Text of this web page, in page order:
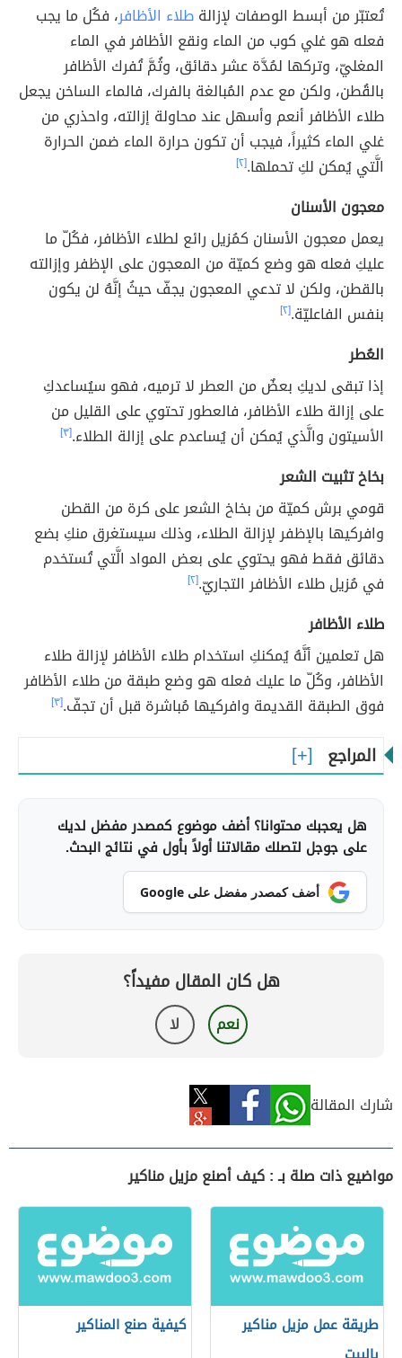
تُعتبّر من أبسط الوصفات لإزالةطلاء الأظافر، فكُل ما يجب
فعله هو غلي كوب من الماء ونقع الأظافر في الماء
المغليّ، وتركها لمُدَّة عشر دقائق، وثُمَّ تُفرك الأظافر
بالقُطن، ولكن مع عدم المُبالغة بالفرك، فالماء الساخن يجعل
طلاء الأظافر أنعم وأسهل عند محاولة إزالته، واحذري من
غلي الماء كثيراً، فيجب أن تكون حرارة الماء ضمن الحرارة
الَّتي يُمكن لكِ تحملها.[٢]
معجون الأسنان
يعمل معجون الأسنان كمُزيل رائع لطلاء الأظافر، فكُلّ ما
عليكِ فعله هو وضع كميّة من المعجون على الإظفر وإزالته
بالقطن، ولكن لا تدعي المعجون يجفّ حيثُ إنَّهُ لن يكون
بنفس الفاعليّة.[٢]
العُطر
إذا تبقى لديكِ بعضٌ من العطر لا ترميه، فهو سيُساعدكِ
على إزالة طلاء الأظافر، فالعطور تحتوي على القليل من
الأسيتون والَّذي يُمكن أن يُساعدم على إزالة الطلاء.[٣]
بخاخ تثبيت الشعر
قومي برش كميّة من بخاخ الشعر على كرة من القطن
وافركيها بالإظفر لإزالة الطلاء، وذلك سيستغرق منكِ بضع
دقائق فقط فهو يحتوي على بعض المواد الَّتي تُستخدم
في مُزيل طلاء الأظافر التجاريّ.[٢]
طلاء الأظافر
هل تعلمين أنَّهُ يُمكنكِ استخدام طلاء الأظافر لإزالة طلاء
الأظافر، وكُلّ ما عليك فعله هو وضع طبقة من طلاء الأظافر
فوق الطبقة القديمة وافركيها مُباشرة قبل أن تجفّ.[٣]
المراجع
هل يعجبك محتوانا؟ أضف موضوع كمصدر مفضل لديك
على جوجل لتصلك مقالاتنا أولاً بأول في نتائج البحث.
أضف كمصدر مفضل على Google
هل كان المقال مفيداً؟
نعم لا
شارك المقالة
مواضيع ذات صلة بـ : كيف أصنع مزيل مناكير
طريقة عمل مزيل مناكير
كيفية صنع المناكير